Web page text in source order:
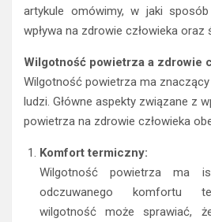
artykule omówimy, w jaki
wpływa na zdrowie człowieka
Wilgotność powietrza a zdrowie
Wilgotność powietrza ma znaczący
ludzi. Główne aspekty związane z
powietrza na zdrowie człowieka
Komfort termiczny:
Wilgotność powietrza ma
odczuwanego komfortu
wilgotność może sprawiać,